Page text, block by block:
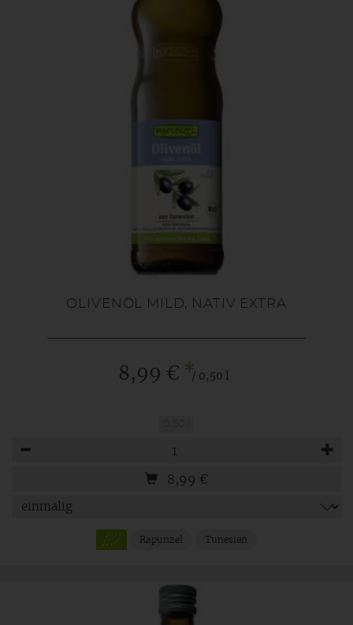
OLIVENÖL MILD, NATIV EXTRA
8,99 € */ 0,50 l
8,99 €
Rapunzel Tunesien